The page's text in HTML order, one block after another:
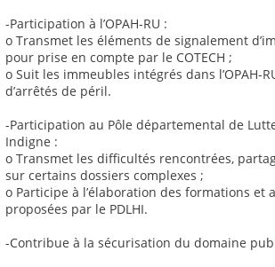
-Participation à l’OPAH-RU :
o Transmet les éléments de signalement
pour prise en compte par le COTECH ;
o Suit les immeubles intégrés dans l’OPAH-
d’arrêtés de péril.
-Participation au Pôle départemental de
Indigne :
o Transmet les difficultés rencontrées,
sur certains dossiers complexes ;
o Participe à l’élaboration des formations et
proposées par le PDLHI.
-Contribue à la sécurisation du domaine